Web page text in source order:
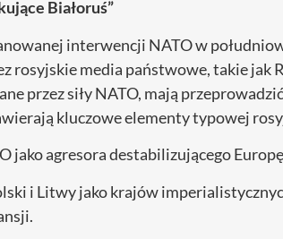
Białoruś”
interwencji NATO w
rosyjskie media państwowe, takie jak
przez siły NATO, mają
kluczowe elementy typowej
jako agresora destabilizującego
i Litwy jako krajów